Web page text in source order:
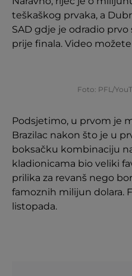
teškaškog prvaka, a
SAD gdje je odradio
prije finala. Video
Foto: PFL/
Podsjetimo, u prvom je
Brazilac nakon što je u
boksačku kombinaciju
kladionicama bio veliki
prilika za revanš nego
famoznih milijun dolara.
listopada.